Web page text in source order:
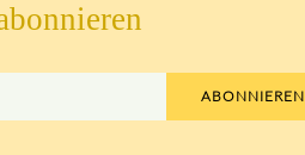
ABONNIEREN